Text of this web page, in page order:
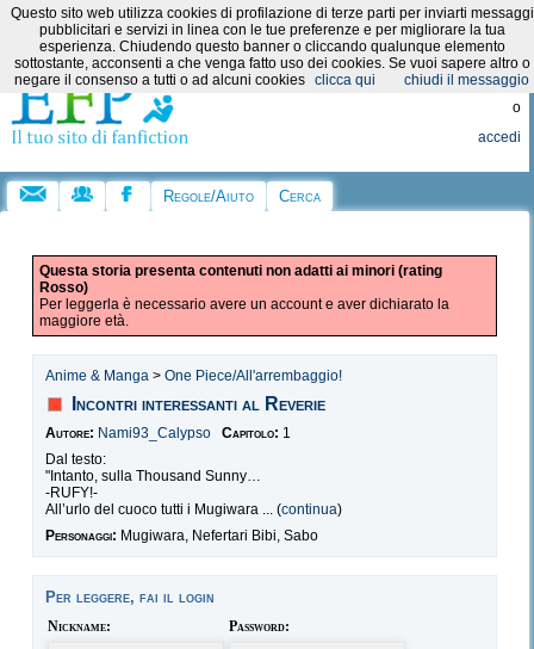
Categorie:
Registrati
o
accedi
Regole/Aiuto Cerca
Questa storia presenta contenuti non adatti ai minori (rating
Rosso)
Per leggerla è necessario avere un account e aver dichiarato la
maggiore età.
Anime & Manga > One Piece/All'arrembaggio!
Incontri interessanti al Reverie
Autore: Nami93_Calypso Capitolo: 1
Dal testo:
"Intanto, sulla Thousand Sunny…
-RUFY!-
All’urlo del cuoco tutti i Mugiwara ... (continua)
Personaggi: Mugiwara, Nefertari Bibi, Sabo
Per leggere, fai il login
Nickname: Password:
Questo sito web utilizza cookies di profilazione di terze parti per inviarti messaggi
pubblicitari e servizi in linea con le tue preferenze e per migliorare la tua
esperienza. Chiudendo questo banner o cliccando qualunque elemento
sottostante, acconsenti a che venga fatto uso dei cookies. Se vuoi sapere altro o
negare il consenso a tutti o ad alcuni cookies clicca qui chiudi il messaggio